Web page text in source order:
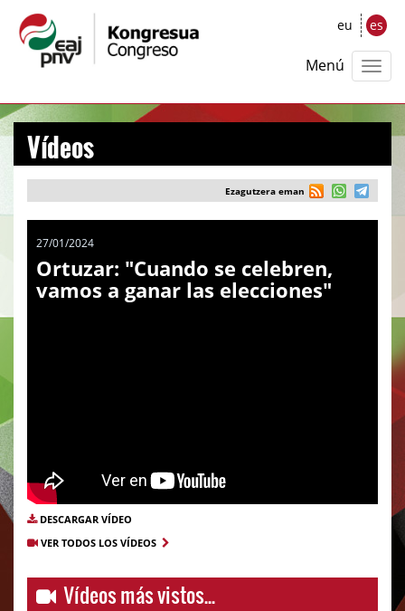
eu es
Menú
Vídeos
Ezagutzera eman
27/01/2024
Ortuzar: "Cuando se celebren,
vamos a ganar las elecciones"
DESCARGAR VÍDEO
VER TODOS LOS VÍDEOS
Vídeos más vistos...